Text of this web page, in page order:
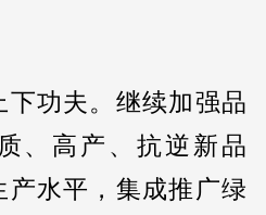
功夫。继续加强品
、高产、抗逆新品
水平，集成推广绿